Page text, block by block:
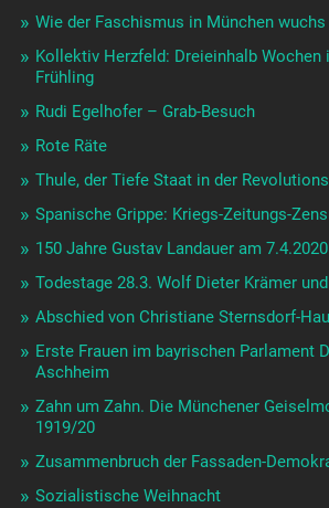
Wie der Faschismus in München
Kollektiv Herzfeld: Dreieinhalb Wochen
Frühling
Rudi Egelhofer – Grab-Besuch
Rote Räte
Thule, der Tiefe Staat in der
Spanische Grippe: Kriegs-Zeitungs-
150 Jahre Gustav Landauer am 7.4.2020
Todestage 28.3. Wolf Dieter Krämer
Abschied von Christiane Sternsdorf-
Erste Frauen im bayrischen Parlament
Aschheim
Zahn um Zahn. Die Münchener
1919/20
Zusammenbruch der Fassaden-
Sozialistische Weihnacht